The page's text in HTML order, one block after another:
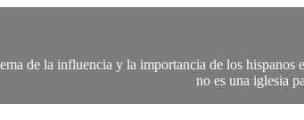
de la influencia y la importancia de los
no es una iglesia